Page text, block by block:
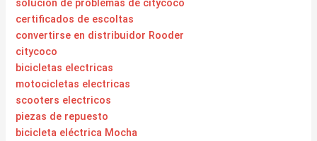
solución de problemas de citycoco
certificados de escoltas
convertirse en distribuidor Rooder
citycoco
bicicletas electricas
motocicletas electricas
scooters electricos
piezas de repuesto
bicicleta eléctrica Mocha